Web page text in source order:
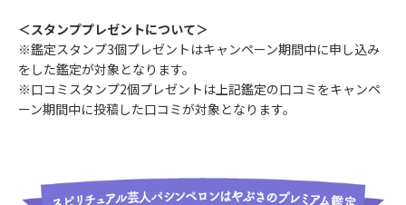
＜スタンププレゼントについて＞
※鑑定スタンプ3個プレゼントはキャンペーン期間中に申し込み
をした鑑定が対象となります。
※口コミスタンプ2個プレゼントは上記鑑定の口コミをキャンペ
ーン期間中に投稿した口コミが対象となります。